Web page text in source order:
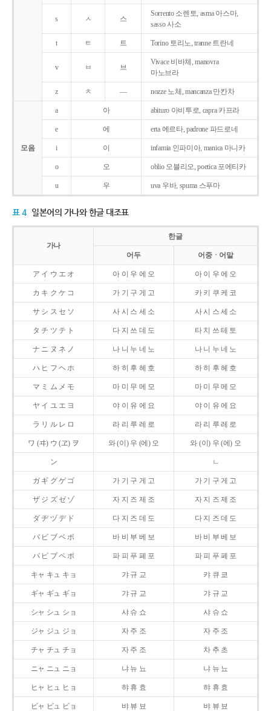
s ㅅ 스
Sorrento 소렌토, asma 아스마,
sasso 사소
t ㅌ 트 Torino 토리노, tranne 트란네
v ㅂ 브
Vivace 비바체, manovra
마노브라
z ㅊ ― nozze 노체, mancanza 만칸차
모음
a 아 abituro 아비투로, capra 카프라
e 에 erta 에르타, padrone 파드로네
i 이 infamia 인파미아, manica 마니카
o 오 oblio 오블리오, poetica 포에티카
u 우 uva 우바, spuma 스푸마
표 4 일본어의 가나와 한글 대조표
가나
한글
어두 어중ㆍ어말
ア イ ウ エ オ 아 이 우 에 오 아 이 우 에 오
カ キ ク ケ コ 가 기 구 게 고 카 키 쿠 케 코
サ シ ス セ ソ 사 시 스 세 소 사 시 스 세 소
タ チ ツ テ ト 다 지 쓰 데 도 타 치 쓰 테 토
ナ ニ ヌ ネ ノ 나 니 누 네 노 나 니 누 네 노
ハ ヒ フ ヘ ホ 하 히 후 헤 호 하 히 후 헤 호
マ ミ ム メ モ 마 미 무 메 모 마 미 무 메 모
ヤ イ ユ エ ヨ 야 이 유 에 요 야 이 유 에 요
ラ リ ル レ ロ 라 리 루 레 로 라 리 루 레 로
ワ (ヰ) ウ (ヱ) ヲ 와 (이) 우 (에) 오 와 (이) 우 (에) 오
ン ㄴ
ガ ギ グ ゲ ゴ 가 기 구 게 고 가 기 구 게 고
ザ ジ ズ ゼ ゾ 자 지 즈 제 조 자 지 즈 제 조
ダ ヂ ヅ デ ド 다 지 즈 데 도 다 지 즈 데 도
バ ビ ブ ベ ボ 바 비 부 베 보 바 비 부 베 보
パ ピ プ ペ ポ 파 피 푸 페 포 파 피 푸 페 포
キャ キュ キョ 갸 규 교 캬 큐 쿄
ギャ ギュ ギョ 갸 규 교 갸 규 교
シャ シュ ショ 샤 슈 쇼 샤 슈 쇼
ジャ ジュ ジョ 자 주 조 자 주 조
チャ チュ チョ 자 주 조 차 추 초
ニャ ニュ ニョ 냐 뉴 뇨 냐 뉴 뇨
ヒャ ヒュ ヒョ 햐 휴 효 햐 휴 효
ビャ ビュ ビョ 뱌 뷰 뵤 뱌 뷰 뵤